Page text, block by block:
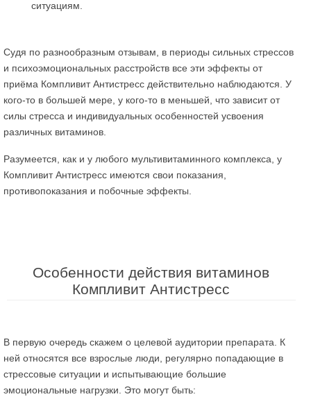
ситуациям.
Судя по разнообразным отзывам, в периоды сильных стрессов
и психоэмоциональных расстройств все эти эффекты от
приёма Компливит Антистресс действительно наблюдаются. У
кого-то в большей мере, у кого-то в меньшей, что зависит от
силы стресса и индивидуальных особенностей усвоения
различных витаминов.
Разумеется, как и у любого мультивитаминного комплекса, у
Компливит Антистресс имеются свои показания,
противопоказания и побочные эффекты.
Особенности действия витаминов
Компливит Антистресс
В первую очередь скажем о целевой аудитории препарата. К
ней относятся все взрослые люди, регулярно попадающие в
стрессовые ситуации и испытывающие большие
эмоциональные нагрузки. Это могут быть: